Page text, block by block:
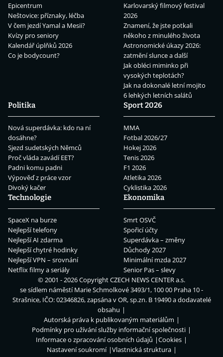
Epicentrum
Neštovice: příznaky, léčba
V čem jezdí Yamal a Mesii?
Kvízy pro seniory
Kalendář úplňků 2026
Co je bodycount?
Karlovarský filmový festival
2026
Znamení, že jste potkali
někoho z minulého života
Astronomické úkazy 2026:
zatmění slunce a další
Jak obléci miminko při
vysokých teplotách?
Jak na dokonalé letní mojito
6 lehkých letních salátů
Politika
Nová superdávka: kdo na ní
dosáhne?
Sjezd sudetských Němců
Proč vláda zavádí EET?
Padni komu padni
Výpověď z práce vzor
Divoký kačer
Sport 2026
MMA
Fotbal 2026/27
Hokej 2026
Tenis 2026
F1 2026
Atletika 2026
Cyklistika 2026
Technologie
SpaceX na burze
Nejlepší telefony
Nejlepší AI zdarma
Nejlepší chytré hodinky
Nejlepší VPN – srovnání
Netflix filmy a seriály
Ekonomika
Smrt OSVČ
Spořicí účty
Superdávka – změny
Důchody 2027
Minimální mzda 2027
Senior Pas – slevy
© 2001 - 2026 CopyrightCZECH NEWS CENTER a.s.
se sídlem náměstí Marie Schmolkové 3493/1, 100 00 Praha 10 -
Strašnice, IČO: 02346826, zapsána v OR, sp.zn. B 19490 a dodavatelé
obsahu
Autorská práva k publikovaným materiálům
Podmínky pro užívání služby informační společnosti
Informace o zpracování osobních údajů
Cookies
Nastavení soukromí
Vlastnická struktura